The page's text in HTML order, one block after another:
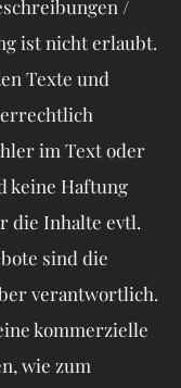
/
ist nicht erlaubt.
Texte und
im Text oder
keine Haftung
die Inhalte evtl.
sind die
verantwortlich.
kommerzielle
wie zum